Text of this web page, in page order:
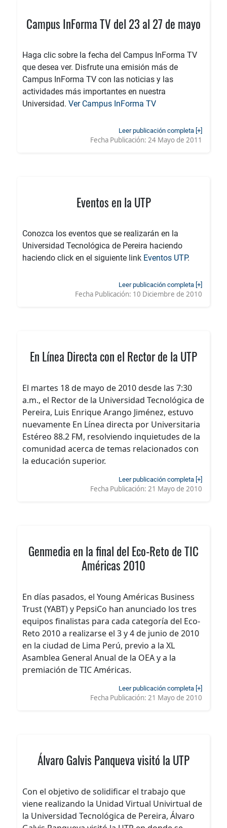
Campus InForma TV del 23 al 27 de mayo
Haga clic sobre la fecha del Campus InForma TV
que desea ver. Disfrute una emisión más de
Campus InForma TV con las noticias y las
actividades más importantes en nuestra
Universidad. Ver Campus InForma TV
Leer publicación completa [+]
Fecha Publicación: 24 Mayo de 2011
Eventos en la UTP
Conozca los eventos que se realizarán en la
Universidad Tecnológica de Pereira haciendo
haciendo click en el siguiente link Eventos UTP.
Leer publicación completa [+]
Fecha Publicación: 10 Diciembre de 2010
En Línea Directa con el Rector de la UTP
El martes 18 de mayo de 2010 desde las 7:30
a.m., el Rector de la Universidad Tecnológica de
Pereira, Luis Enrique Arango Jiménez, estuvo
nuevamente En Línea directa por Universitaria
Estéreo 88.2 FM, resolviendo inquietudes de la
comunidad acerca de temas relacionados con
la educación superior.
Leer publicación completa [+]
Fecha Publicación: 21 Mayo de 2010
Genmedia en la final del Eco-Reto de TIC
Américas 2010
En días pasados, el Young Américas Business
Trust (YABT) y PepsiCo han anunciado los tres
equipos finalistas para cada categoría del Eco-
Reto 2010 a realizarse el 3 y 4 de junio de 2010
en la ciudad de Lima Perú, previo a la XL
Asamblea General Anual de la OEA y a la
premiación de TIC Américas.
Leer publicación completa [+]
Fecha Publicación: 21 Mayo de 2010
Álvaro Galvis Panqueva visitó la UTP
Con el objetivo de solidificar el trabajo que
viene realizando la Unidad Virtual Univirtual de
la Universidad Tecnológica de Pereira, Álvaro